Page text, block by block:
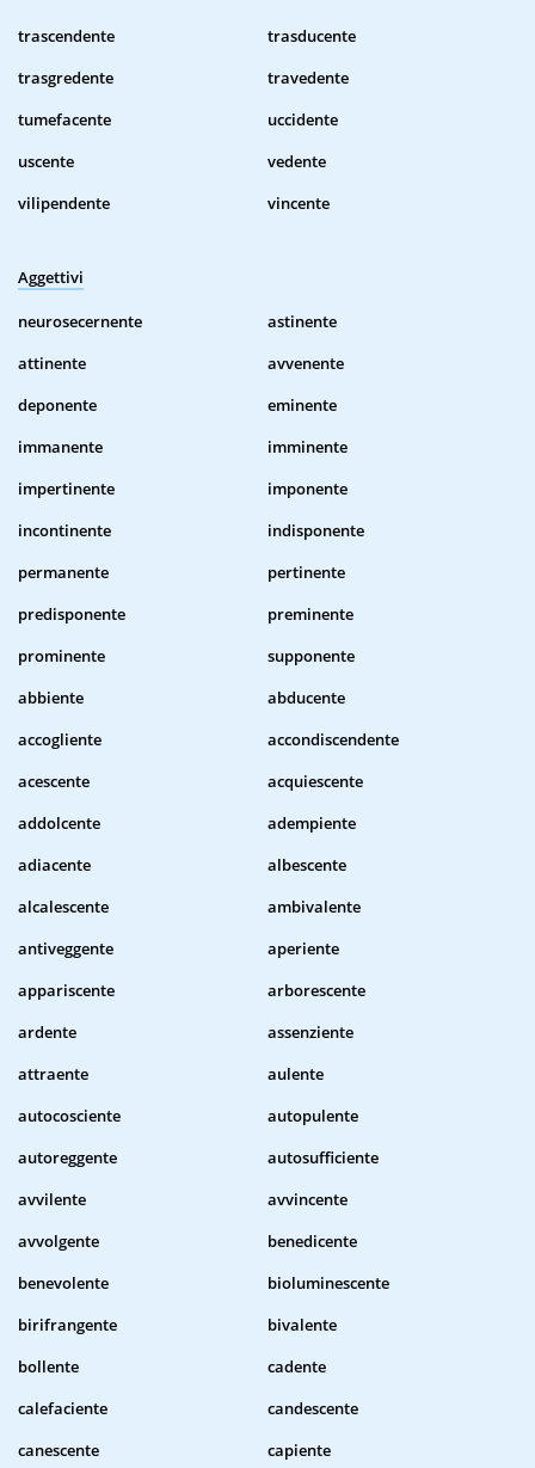
trascendente
trasducente
trasgredente
travedente
tumefacente
uccidente
uscente
vedente
vilipendente
vincente
Aggettivi
neurosecernente
astinente
attinente
avvenente
deponente
eminente
immanente
imminente
impertinente
imponente
incontinente
indisponente
permanente
pertinente
predisponente
preminente
prominente
supponente
abbiente
abducente
accogliente
accondiscendente
acescente
acquiescente
addolcente
adempiente
adiacente
albescente
alcalescente
ambivalente
antiveggente
aperiente
appariscente
arborescente
ardente
assenziente
attraente
aulente
autocosciente
autopulente
autoreggente
autosufficiente
avvilente
avvincente
avvolgente
benedicente
benevolente
bioluminescente
birifrangente
bivalente
bollente
cadente
calefaciente
candescente
canescente
capiente